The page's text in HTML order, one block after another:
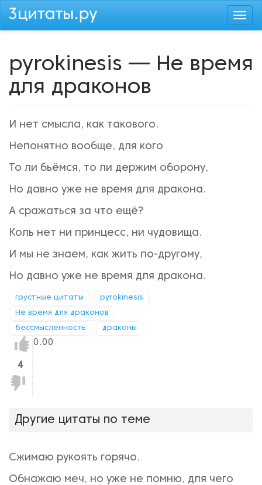
Перейти
pyrokinesis — Не время
для драконов
И нет смысла, как такового.
Непонятно вообще, для кого
То ли бьёмся, то ли держим оборону,
Но давно уже не время для дракона.
А сражаться за что ещё?
Коль нет ни принцесс, ни чудовища.
И мы не знаем, как жить по-другому,
Но давно уже не время для дракона.
грустные цитаты pyrokinesis
Не время для драконов
бессмысленность драконы
Нравится!
4
Не
нравится!
0.00
Другие цитаты по теме
Сжимаю рукоять горячо.
Обнажаю меч, но уже не помню, для чего